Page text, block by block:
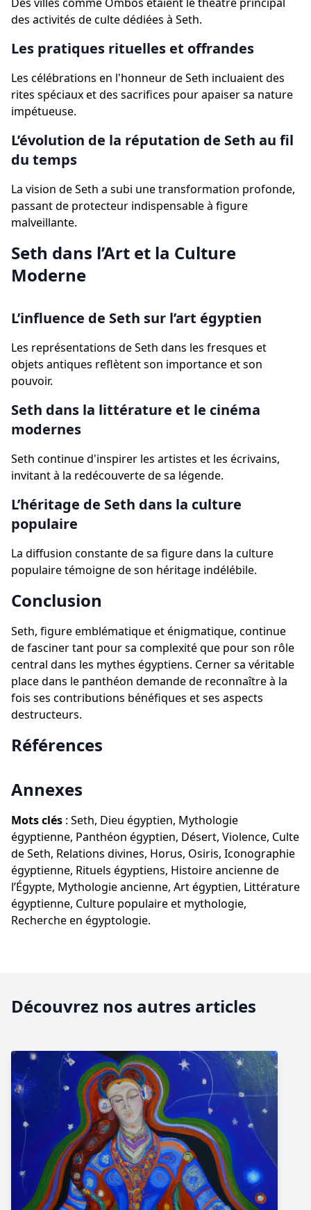
des activités de culte dédiées à Seth.
Les pratiques rituelles et offrandes
Les célébrations en l'honneur de Seth incluaient des
rites spéciaux et des sacrifices pour apaiser sa nature
impétueuse.
L’évolution de la réputation de Seth au fil
du temps
La vision de Seth a subi une transformation profonde,
passant de protecteur indispensable à figure
malveillante.
Seth dans l’Art et la Culture
Moderne
L’influence de Seth sur l’art égyptien
Les représentations de Seth dans les fresques et
objets antiques reflètent son importance et son
pouvoir.
Seth dans la littérature et le cinéma
modernes
Seth continue d'inspirer les artistes et les écrivains,
invitant à la redécouverte de sa légende.
L’héritage de Seth dans la culture
populaire
La diffusion constante de sa figure dans la culture
populaire témoigne de son héritage indélébile.
Conclusion
Seth, figure emblématique et énigmatique, continue
de fasciner tant pour sa complexité que pour son rôle
central dans les mythes égyptiens. Cerner sa véritable
place dans le panthéon demande de reconnaître à la
fois ses contributions bénéfiques et ses aspects
destructeurs.
Références
Annexes
Mots clés : Seth, Dieu égyptien, Mythologie
égyptienne, Panthéon égyptien, Désert, Violence, Culte
de Seth, Relations divines, Horus, Osiris, Iconographie
égyptienne, Rituels égyptiens, Histoire ancienne de
l’Égypte, Mythologie ancienne, Art égyptien, Littérature
égyptienne, Culture populaire et mythologie,
Recherche en égyptologie.
Découvrez nos autres articles